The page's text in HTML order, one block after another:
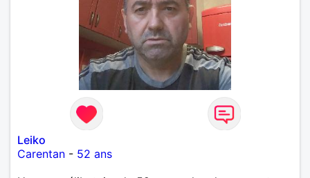
Leiko
Carentan - 52 ans